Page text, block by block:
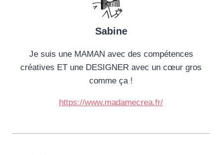
Sabine
Je suis une MAMAN avec des compétences
créatives ET une DESIGNER avec un cœur gros
comme ça !
https://www.madamecrea.fr/